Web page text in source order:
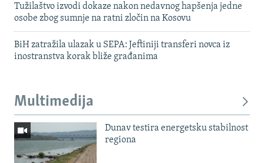
Tužilaštvo izvodi dokaze nakon nedavnog hapšenja jedne
osobe zbog sumnje na ratni zločin na Kosovu
BiH zatražila ulazak u SEPA: Jeftiniji transferi novca iz
inostranstva korak bliže građanima
Multimedija
Dunav testira energetsku stabilnost
regiona